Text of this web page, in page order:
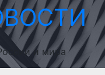
и мира